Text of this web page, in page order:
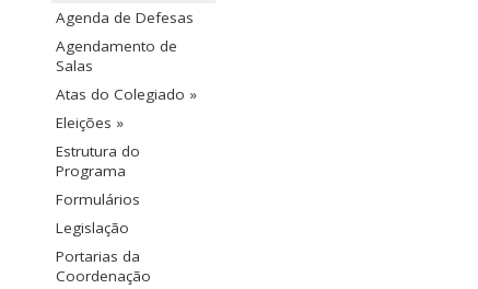
Agenda de Defesas
Agendamento de
Salas
Atas do Colegiado »
Eleições »
Estrutura do
Programa
Formulários
Legislação
Portarias da
Coordenação